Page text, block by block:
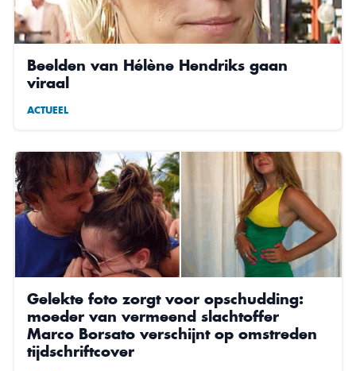
Beelden van Hélène Hendriks gaan
viraal
ACTUEEL
Gelekte foto zorgt voor opschudding:
moeder van vermeend slachtoffer
Marco Borsato verschijnt op omstreden
tijdschriftcover